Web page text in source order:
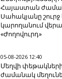
Հայաստան
Սահակյանը շուրջ
կարողանում
«Ժողովուրդ»
05-08-2026 12:40
Մեղվի
ժամանակ